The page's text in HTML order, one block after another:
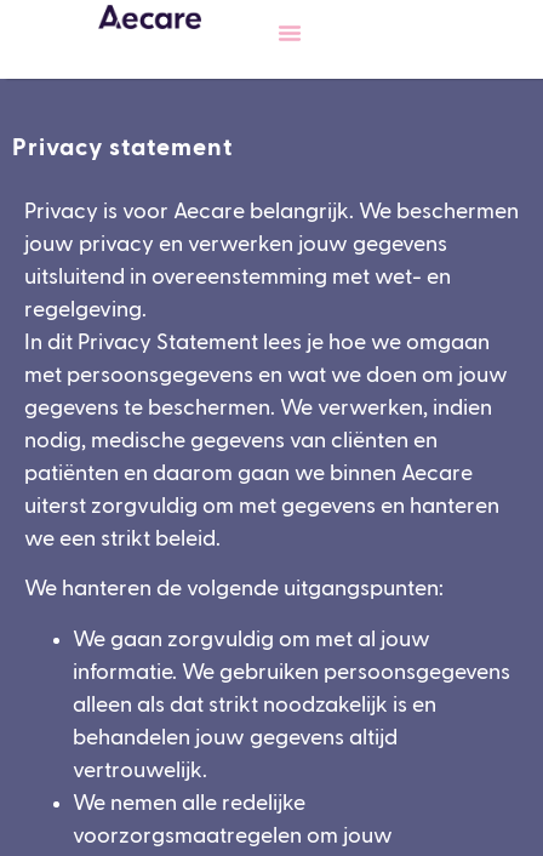
Privacy statement
Privacy is voor Aecare belangrijk. We beschermen
jouw privacy en verwerken jouw gegevens
uitsluitend in overeenstemming met wet- en
regelgeving.
In dit Privacy Statement lees je hoe we omgaan
met persoonsgegevens en wat we doen om jouw
gegevens te beschermen. We verwerken, indien
nodig, medische gegevens van cliënten en
patiënten en daarom gaan we binnen Aecare
uiterst zorgvuldig om met gegevens en hanteren
we een strikt beleid.
We hanteren de volgende uitgangspunten:
We gaan zorgvuldig om met al jouw
informatie. We gebruiken persoonsgegevens
alleen als dat strikt noodzakelijk is en
behandelen jouw gegevens altijd
vertrouwelijk.
We nemen alle redelijke
voorzorgsmaatregelen om jouw